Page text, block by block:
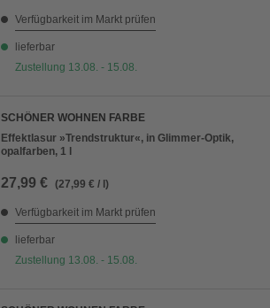
Verfügbarkeit im Markt prüfen
lieferbar
Zustellung 13.08. - 15.08.
SCHÖNER WOHNEN FARBE
Effektlasur »Trendstruktur«, in Glimmer-Optik,
opalfarben, 1 l
27,99 € (27,99 € / l)
Verfügbarkeit im Markt prüfen
lieferbar
Zustellung 13.08. - 15.08.